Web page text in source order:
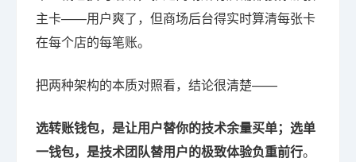
主卡——用户爽了，但商场后台得实时算清每张卡
在每个店的每笔账。
把两种架构的本质对照看，结论很清楚——
选转账钱包，是让用户替你的技术余量买单；选单
一钱包，是技术团队替用户的极致体验负重前行。